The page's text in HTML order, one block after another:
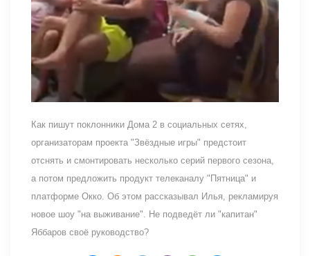
Как пишут поклонники Дома 2 в социальных сетях,
организаторам проекта "Звёздные игры" предстоит
отснять и смонтировать несколько серий первого сезона,
а потом предложить продукт телеканалу "Пятница" и
платформе Окко. Об этом рассказывал Илья, рекламируя
новое шоу "на выживание". Не подведёт ли "капитан"
Яббаров своё руководство?